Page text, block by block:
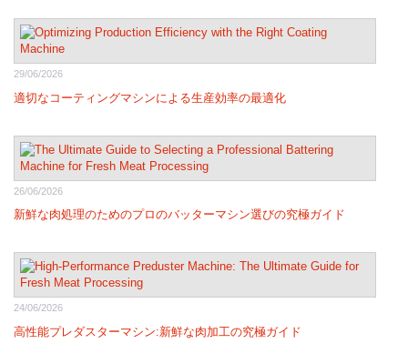
29/06/2026
適切なコーティングマシンによる生産効率の最適化
26/06/2026
新鮮な肉処理のためのプロのバッターマシン選びの究極ガイド
24/06/2026
高性能プレダスターマシン:新鮮な肉加工の究極ガイド